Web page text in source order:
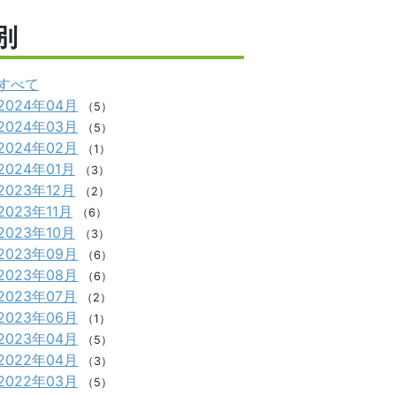
べて
年04月
（5）
年03月 （5）
年02月 （1）
年01月 （3）
年12月 （2）
年11月 （6）
年10月 （3）
年09月 （6）
年08月 （6）
年07月 （2）
年06月 （1）
年04月 （5）
年04月 （3）
年03月 （5）